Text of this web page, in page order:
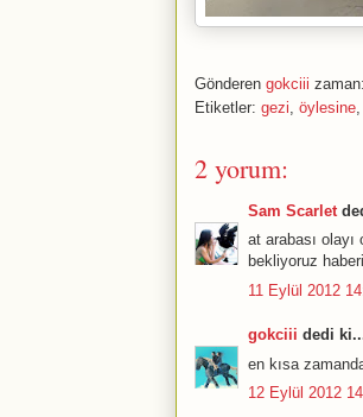
Gönderen gokciii zaman:
Etiketler: gezi öylesine
2 yorum:
Sam Scarlet
at arabası
bekliyoruz
11 Eylül 2012
gokciii dedi
en kısa
12 Eylül 2012